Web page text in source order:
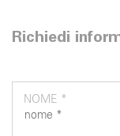
Richiedi
NOME *